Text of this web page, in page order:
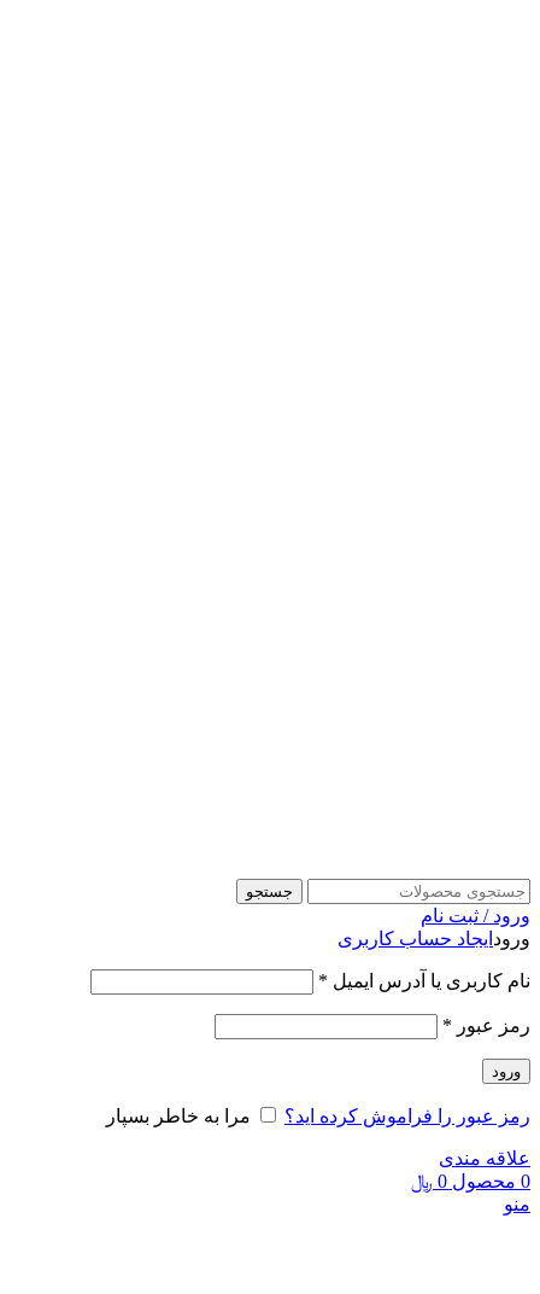
جستجو
ورود / ثبت نام
ورود ایجاد حساب کاربری
نام کاربری یا آدرس ایمیل *
رمز عبور *
ورود
رمز عبور را فراموش کرده اید؟ مرا به خاطر بسپار
علاقه مندی
0 محصول 0 ﷼
منو